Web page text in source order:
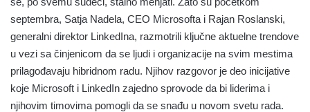
septembra, Satja Nadela, CEO Microsofta i Rajan Roslanski,
generalni direktor LinkedIna, razmotrili ključne aktuelne trendove
u vezi sa činjenicom da se ljudi i organizacije na svim mestima
prilagođavaju hibridnom radu. Njihov razgovor je deo inicijative
koje Microsoft i LinkedIn zajedno sprovode da bi liderima i
njihovim timovima pomogli da se snađu u novom svetu rada.